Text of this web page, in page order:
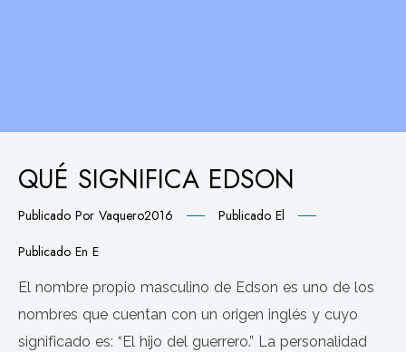
QUÉ SIGNIFICA EDSON
Publicado Por Vaquero2016
Publicado El
Publicado En E
El nombre propio masculino de Edson es uno de los
nombres que cuentan con un origen inglés y cuyo
significado es: “El hijo del guerrero.” La personalidad